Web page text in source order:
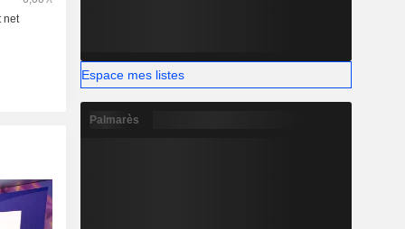
Espace mes listes
Palmarès